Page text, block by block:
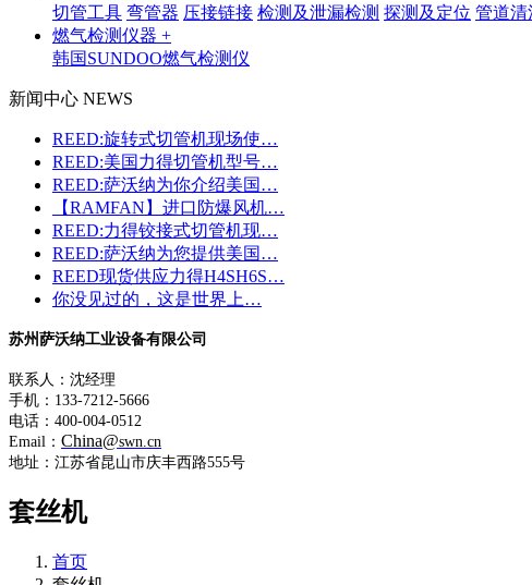
切管工具 弯管器 压接链接 检测及泄漏检测 探测及定位 管道清
燃气检测仪器 +
韩国SUNDOO燃气检测仪
新闻中心 NEWS
REED:旋转式切管机现场使…
REED:美国力得切管机型号…
REED:萨沃纳为你介绍美国…
【RAMFAN】进口防爆风机…
REED:力得铰接式切管机现…
REED:萨沃纳为您提供美国…
REED现货供应力得H4SH6S…
你没见过的，这是世界上…
苏州萨沃纳工业设备有限公司
联系人：沈经理
手机：133-7212-5666
电话：400-004-0512
Email： China@swn.cn
地址：江苏省昆山市庆丰西路555号
套丝机
首页